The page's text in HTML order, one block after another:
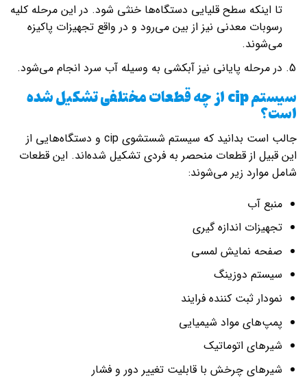
تا اینکه سطح قلیایی دستگاه‌ها خنثی شود. در این مرحله کلیه
رسوبات معدنی نیز از بین می‌رود و در واقع تجهیزات پاکیزه
می‌شوند.
در مرحله پایانی نیز آبکشی به وسیله آب سرد انجام می‌شود.
سیستمcipاز چه قطعات مختلفی تشکیل شده
است؟
جالب است بدانید که سیستم شستشوی cip و دستگاه‌هایی از
این قبیل از قطعات منحصر به‌ فردی تشکیل شده‌اند. این قطعات
شامل موارد زیر می‌شوند:
منبع آب
تجهیزات اندازه گیری
صفحه نمایش لمسی
سیستم دوزینگ
نمودار ثبت کننده فرایند
پمپ‌های مواد شیمیایی
شیرهای اتوماتیک
شیرهای چرخش با قابلیت تغییر دور و فشار